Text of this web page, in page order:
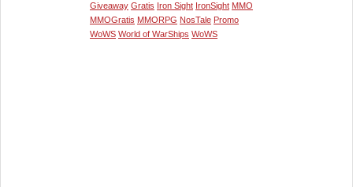
Giveaway Gratis Iron Sight IronSight MMO
MMOGratis MMORPG NosTale Promo
WoWS World of WarShips WoWS